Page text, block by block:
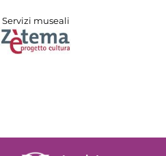
Servizi museali